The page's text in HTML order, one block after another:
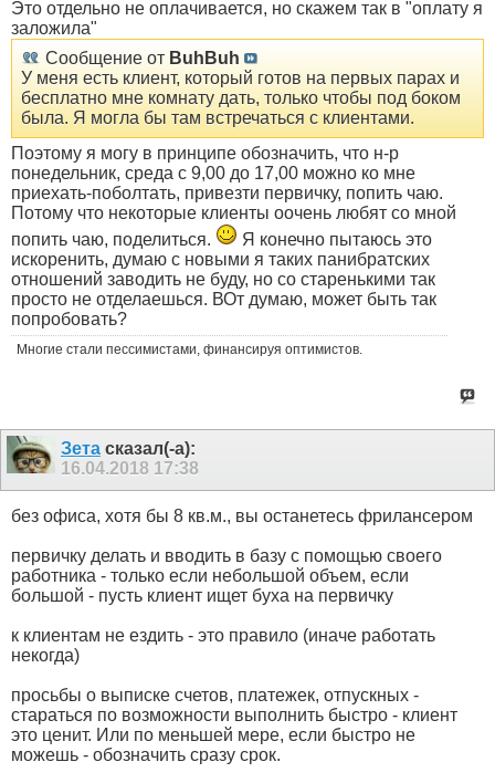
Это отдельно не оплачивается, но скажем так в "оплату я
заложила"
Сообщение от BuhBuh
У меня есть клиент, который готов на первых парах и
бесплатно мне комнату дать, только чтобы под боком
была. Я могла бы там встречаться с клиентами.
Поэтому я могу в принципе обозначить, что н-р
понедельник, среда с 9,00 до 17,00 можно ко мне
приехать-поболтать, привезти первичку, попить чаю.
Потому что некоторые клиенты оочень любят со мной
попить чаю, поделиться.
Я конечно пытаюсь это
искоренить, думаю с новыми я таких панибратских
отношений заводить не буду, но со старенькими так
просто не отделаешься. ВОт думаю, может быть так
попробовать?
Многие стали пессимистами, финансируя оптимистов.
Зета сказал(-а):
16.04.2018 17:38
без офиса, хотя бы 8 кв.м., вы останетесь фрилансером
первичку делать и вводить в базу с помощью своего
работника - только если небольшой объем, если
большой - пусть клиент ищет буха на первичку
к клиентам не ездить - это правило (иначе работать
некогда)
просьбы о выписке счетов, платежек, отпускных -
стараться по возможности выполнить быстро - клиент
это ценит. Или по меньшей мере, если быстро не
можешь - обозначить сразу срок.